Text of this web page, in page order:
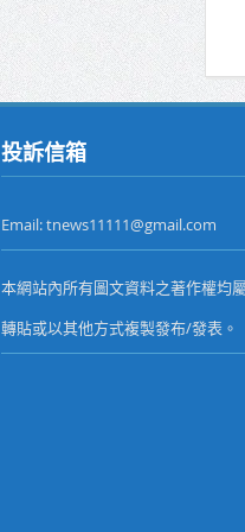
投訴信箱
Email: tnews11111@gmail.com
本網站內所有圖文資料之著作權均
轉貼或以其他方式複製發布/發表。